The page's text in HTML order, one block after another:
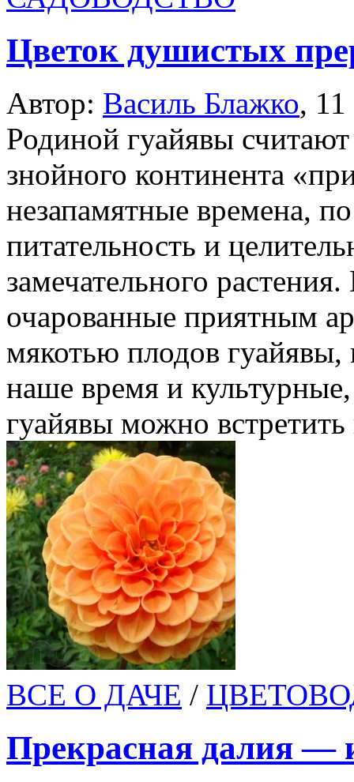
Цветок душистых
Автор: Василь Блажко,
Родиной гуайявы
знойного континента
незапамятные времена,
питательность и
замечательного
очарованные приятным
мякотью плодов
наше время и
гуайявы можно встретить
ВСЕ О ДАЧЕ /
Прекрасная далия —